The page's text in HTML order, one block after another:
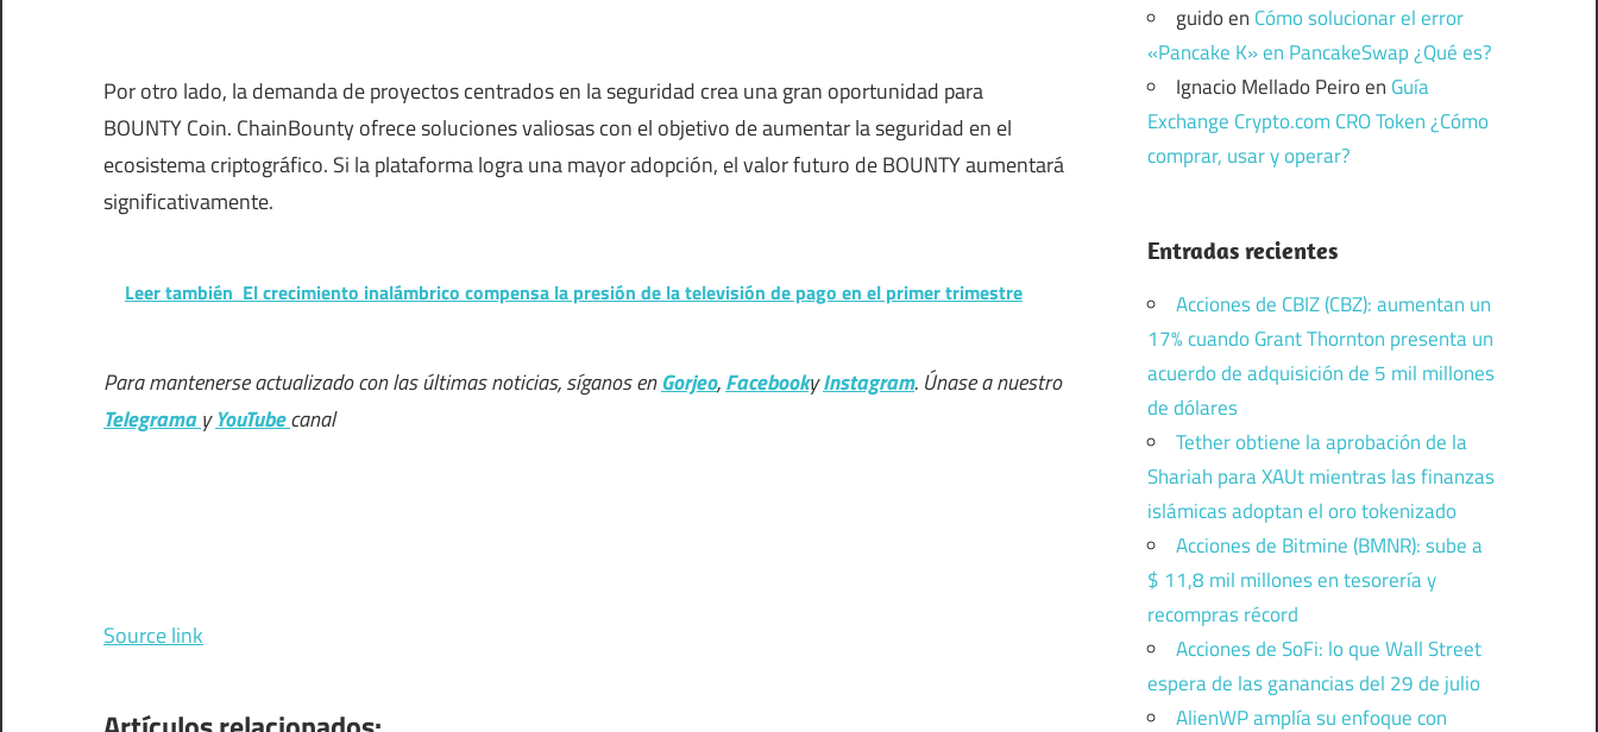
Por otro lado, la demanda de proyectos centrados en la seguridad crea una gran oportunidad para
BOUNTY Coin. ChainBounty ofrece soluciones valiosas con el objetivo de aumentar la seguridad en el
ecosistema criptográfico. Si la plataforma logra una mayor adopción, el valor futuro de BOUNTY aumentará
significativamente.
Leer también El crecimiento inalámbrico compensa la presión de la televisión de pago en el primer trimestre
Para mantenerse actualizado con las últimas noticias, síganos enGorjeo,FacebookyInstagram. Únase a nuestro
TelegramayYouTubecanal
Source link
guidoen Cómo solucionar el error
«Pancake K» en PancakeSwap ¿Qué es?
Ignacio Mellado Peiroen Guía
Exchange Crypto.com CRO Token ¿Cómo
comprar, usar y operar?
Entradas recientes
Acciones de CBIZ (CBZ): aumentan un
17% cuando Grant Thornton presenta un
acuerdo de adquisición de 5 mil millones
de dólares
Tether obtiene la aprobación de la
Shariah para XAUt mientras las finanzas
islámicas adoptan el oro tokenizado
Acciones de Bitmine (BMNR): sube a
$ 11,8 mil millones en tesorería y
recompras récord
Acciones de SoFi: lo que Wall Street
espera de las ganancias del 29 de julio
AlienWP amplía su enfoque con